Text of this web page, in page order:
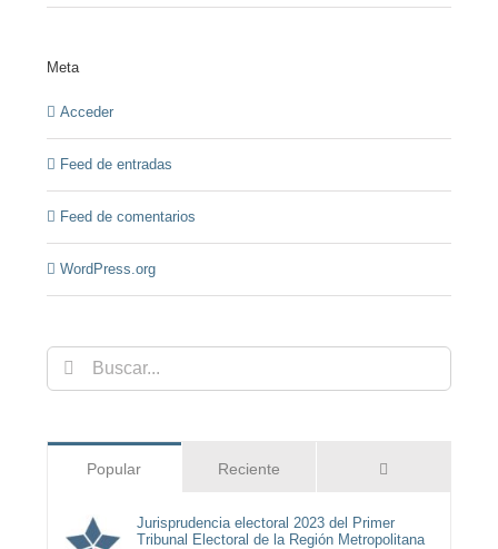
Meta
Acceder
Feed de entradas
Feed de comentarios
WordPress.org
Buscar:
Popular Reciente
Jurisprudencia electoral 2023 del Primer
Tribunal Electoral de la Región Metropolitana